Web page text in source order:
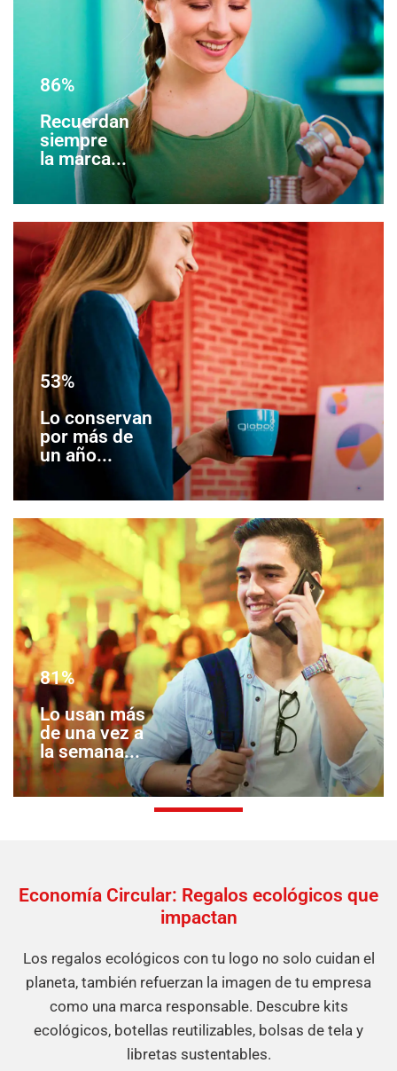
86%
Recuerdan
siempre
la marca...
53%
Lo conservan
por más de
un año...
81%
Lo usan más
de una vez a
la semana...
Economía Circular: Regalos ecológicos que
impactan
Los regalos ecológicos con tu logo no solo cuidan el
planeta, también refuerzan la imagen de tu empresa
como una marca responsable. Descubre kits
ecológicos, botellas reutilizables, bolsas de tela y
libretas sustentables.